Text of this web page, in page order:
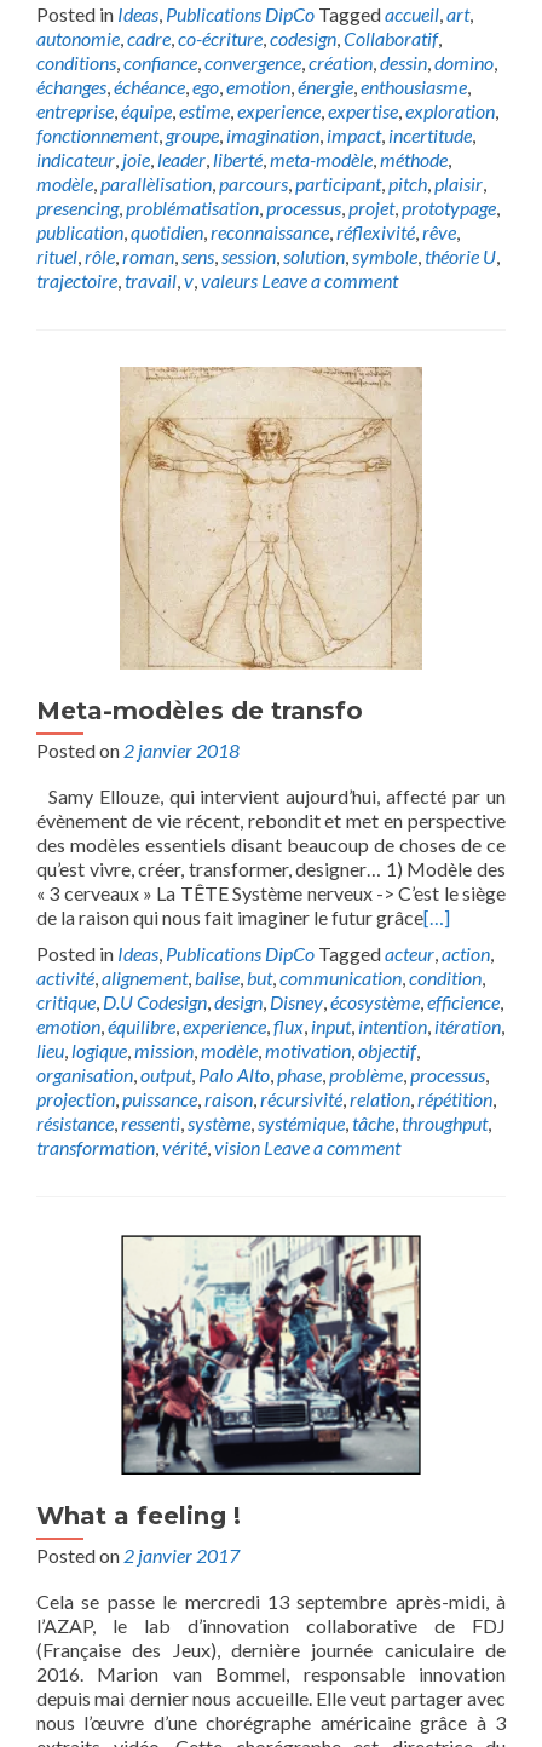
Posted in Ideas, Publications DipCo Taggedaccueil,art,
autonomie,cadre,co-écriture,codesign,Collaboratif,
conditions,confiance,convergence,création,dessin,domino,
échanges,échéance,ego,emotion,énergie,enthousiasme,
entreprise,équipe,estime,experience,expertise,exploration,
fonctionnement,groupe, imagination, impact, incertitude,
indicateur, joie, leader, liberté,meta-modèle,méthode,
modèle,parallèlisation,parcours,participant,pitch,plaisir,
presencing,problématisation,processus,projet,prototypage,
publication,quotidien,reconnaissance,réflexivité,rêve,
rituel,rôle,roman,sens,session,solution,symbole,théorie U,
trajectoire,travail,v,valeurs Leave a comment
Meta-modèles de transfo
Posted on 2 janvier 2018
Samy Ellouze, qui intervient aujourd’hui, affecté par un
évènement de vie récent, rebondit et met en perspective
des modèles essentiels disant beaucoup de choses de ce
qu’est vivre, créer, transformer, designer… 1) Modèle des
« 3 cerveaux » La TÊTE Système nerveux -> C’est le siège
de la raison qui nous fait imaginer le futur grâce[…]
Posted in Ideas, Publications DipCo Taggedacteur,action,
activité,alignement,balise,but,communication,condition,
critique, D.U Codesign,design, Disney,écosystème,efficience,
emotion,équilibre,experience,flux, input, intention, itération,
lieu, logique,mission,modèle,motivation,objectif,
organisation,output, Palo Alto,phase,problème,processus,
projection,puissance,raison,récursivité,relation,répétition,
résistance,ressenti,système,systémique,tâche,throughput,
transformation,vérité,vision Leave a comment
What a feeling !
Posted on 2 janvier 2017
Cela se passe le mercredi 13 septembre après-midi, à
l’AZAP, le lab d’innovation collaborative de FDJ
(Française des Jeux), dernière journée caniculaire de
2016. Marion van Bommel, responsable innovation
depuis mai dernier nous accueille. Elle veut partager avec
nous l’œuvre d’une chorégraphe américaine grâce à 3